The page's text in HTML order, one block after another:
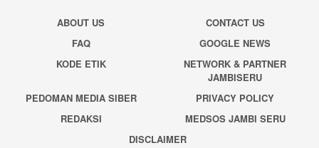
ABOUT US
CONTACT US
FAQ
GOOGLE NEWS
KODE ETIK
NETWORK & PARTNER
JAMBISERU
PEDOMAN MEDIA SIBER
PRIVACY POLICY
REDAKSI
MEDSOS JAMBI SERU
DISCLAIMER